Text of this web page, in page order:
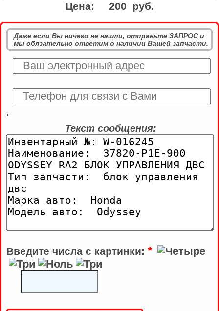
Цена: 200 руб.
Даже если Вы ничего не нашли, отправьте ЗАПРОС и
мы обязательно ответим о наличии Вашей запчасти.
'
Текст сообщения:
Введите числа с картинки: *